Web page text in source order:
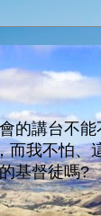
的講台不
我不怕
基督徒嗎?